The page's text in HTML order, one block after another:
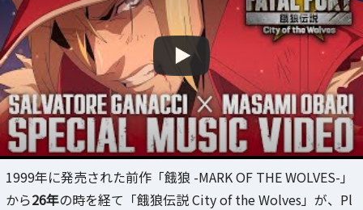
1999年に発売された前作「餓狼 -MARK OF THE WOLVES-」
から26年の時を経て「餓狼伝説 City of the Wolves」が、Pl